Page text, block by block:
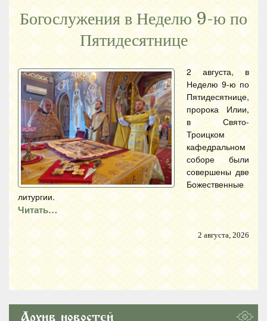
Богослужения в Неделю 9-ю по
Пятидесятнице
2 августа, в
Неделю 9-ю по
Пятидесятнице,
пророка Илии,
в Свято-
Троицком
кафедральном
соборе были
совершены две
Божественные
литургии.
Читать…
2 августа, 2026
Архив новостей